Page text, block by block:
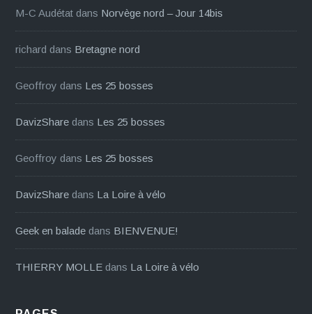
M-C Audétat dans Norvège nord – Jour 14bis
richard dans Bretagne nord
Geoffroy dans Les 25 bosses
DavizShare dans Les 25 bosses
Geoffroy dans Les 25 bosses
DavizShare dans La Loire à vélo
Geek en balade dans BIENVENUE!
THIERRY MOLLE dans La Loire à vélo